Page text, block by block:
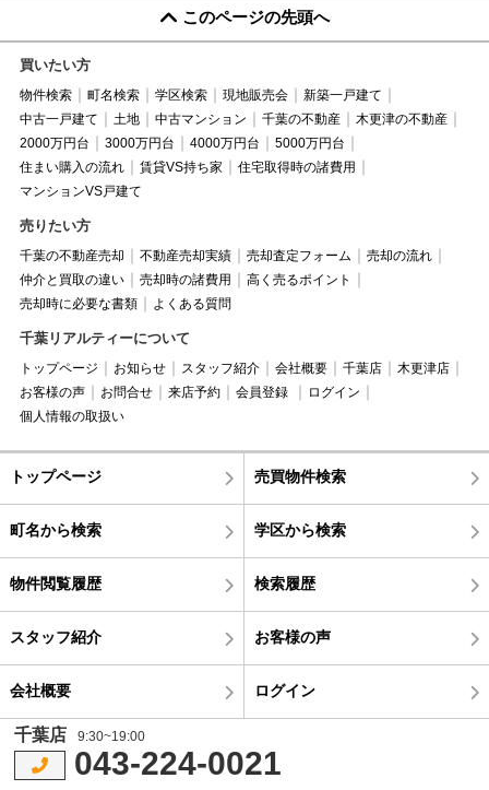
このページの先頭へ
買いたい方
物件検索 町名検索 学区検索 現地販売会
新築一戸建て
中古一戸建て
土地 中古マンション 千葉の不動産
木更津の不動産
2000万円台
3000万円台 4000万円台
5000万円台
住まい購入の流れ
賃貸VS持ち家
住宅取得時の諸費用
マンションVS戸建て
売りたい方
千葉の不動産売却 不動産売却実績 売却査定フォーム
売却の流れ
仲介と買取の違い
売却時の諸費用
高く売るポイント
売却時に必要な書類
よくある質問
千葉リアルティーについて
トップページ お知らせ スタッフ紹介 会社概要 千葉店
木更津店
お客様の声
お問合せ 来店予約 会員登録
ログイン
個人情報の取扱い
トップページ 売買物件検索
町名から検索 学区から検索
物件閲覧履歴 検索履歴
スタッフ紹介 お客様の声
会社概要 ログイン
千葉店 9:30~19:00
043-224-0021